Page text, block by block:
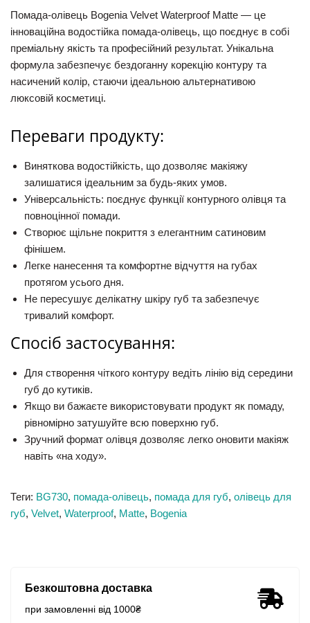
Помада-олівець Bogenia Velvet Waterproof Matte — це
інноваційна водостійка помада-олівець, що поєднує в собі
преміальну якість та професійний результат. Унікальна
формула забезпечує бездоганну корекцію контуру та
насичений колір, стаючи ідеальною альтернативою
люксовій косметиці.
Переваги продукту:
Виняткова водостійкість, що дозволяє макіяжу
залишатися ідеальним за будь-яких умов.
Універсальність: поєднує функції контурного олівця та
повноцінної помади.
Створює щільне покриття з елегантним сатиновим
фінішем.
Легке нанесення та комфортне відчуття на губах
протягом усього дня.
Не пересушує делікатну шкіру губ та забезпечує
тривалий комфорт.
Спосіб застосування:
Для створення чіткого контуру ведіть лінію від середини
губ до кутиків.
Якщо ви бажаєте використовувати продукт як помаду,
рівномірно затушуйте всю поверхню губ.
Зручний формат олівця дозволяє легко оновити макіяж
навіть «на ходу».
Теги: BG730, помада-олівець, помада для губ, олівець для
губ, Velvet, Waterproof, Matte, Bogenia
Безкоштовна доставка
при замовленні від 1000₴